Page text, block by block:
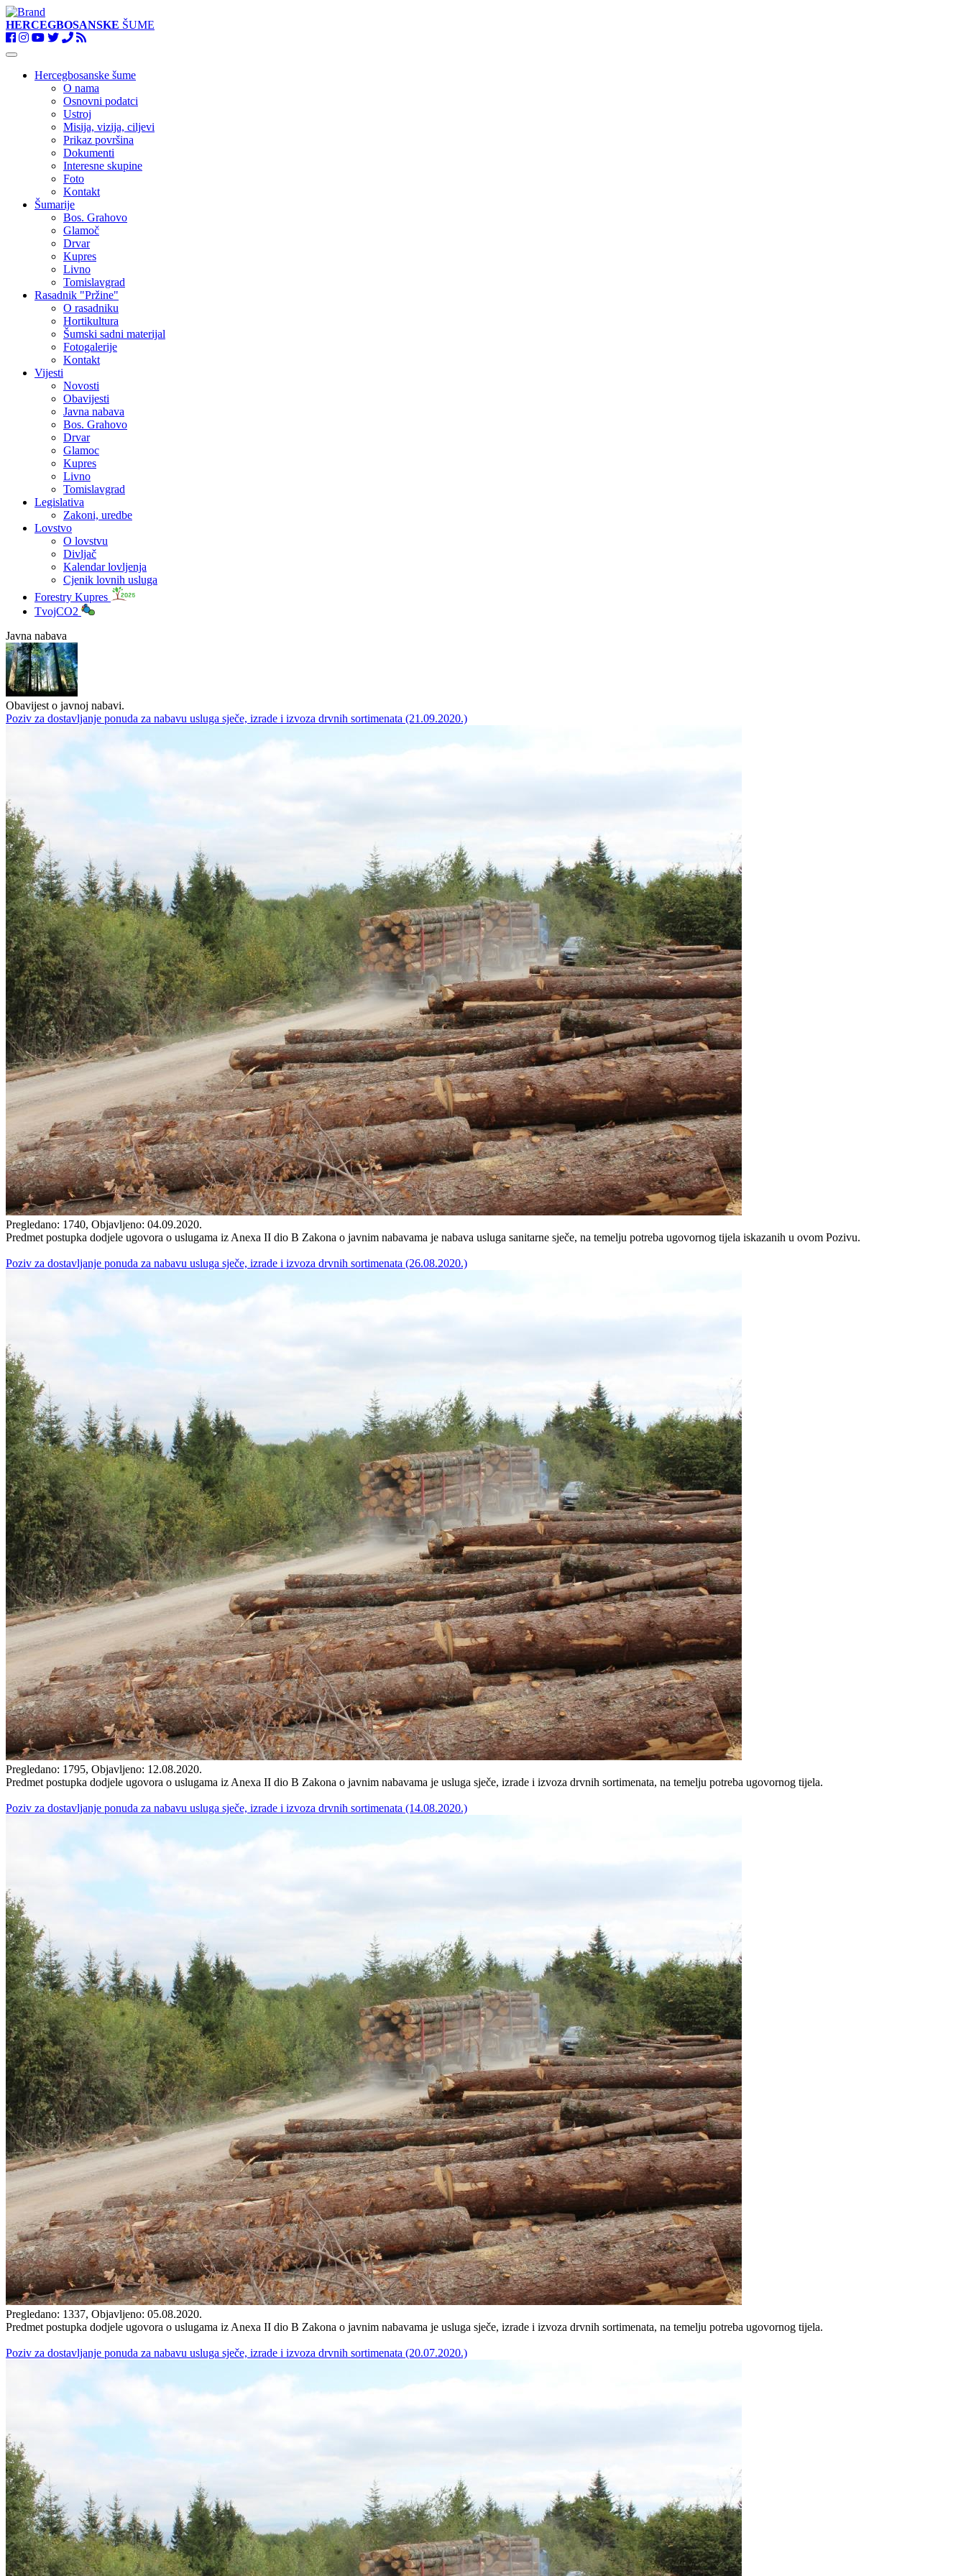
HERCEGBOSANSKE ŠUME
Toggle
navigationHercegbosanske šume
O nama
Osnovni podatci
Ustroj
Misija, vizija, ciljevi
Prikaz površina
Dokumenti
Interesne skupine
Foto
Kontakt
Šumarije
Bos. Grahovo
Glamoč
Drvar
Kupres
Livno
Tomislavgrad
Rasadnik "Pržine"
O rasadniku
Hortikultura
Šumski sadni materijal
Fotogalerije
Kontakt
Vijesti
Novosti
Obavijesti
Javna nabava
Bos. Grahovo
Drvar
Glamoc
Kupres
Livno
Tomislavgrad
Legislativa
Zakoni, uredbe
Lovstvo
O lovstvu
Divljač
Kalendar lovljenja
Cjenik lovnih usluga
Forestry Kupres
TvojCO2
Javna nabava
Obavijest o javnoj nabavi.
Poziv za dostavljanje ponuda za nabavu usluga sječe, izrade i izvoza drvnih sortimenata (21.09.2020.)
Pregledano: 1740, Objavljeno: 04.09.2020.
Predmet postupka dodjele ugovora o uslugama iz Anexa II dio B Zakona o javnim nabavama je nabava usluga sanitarne sječe, na temelju potreba ugovornog tijela iskazanih u ovom Pozivu.
Poziv za dostavljanje ponuda za nabavu usluga sječe, izrade i izvoza drvnih sortimenata (26.08.2020.)
Pregledano: 1795, Objavljeno: 12.08.2020.
Predmet postupka dodjele ugovora o uslugama iz Anexa II dio B Zakona o javnim nabavama je usluga sječe, izrade i izvoza drvnih sortimenata, na temelju potreba ugovornog tijela.
Poziv za dostavljanje ponuda za nabavu usluga sječe, izrade i izvoza drvnih sortimenata (14.08.2020.)
Pregledano: 1337, Objavljeno: 05.08.2020.
Predmet postupka dodjele ugovora o uslugama iz Anexa II dio B Zakona o javnim nabavama je usluga sječe, izrade i izvoza drvnih sortimenata, na temelju potreba ugovornog tijela.
Poziv za dostavljanje ponuda za nabavu usluga sječe, izrade i izvoza drvnih sortimenata (20.07.2020.)